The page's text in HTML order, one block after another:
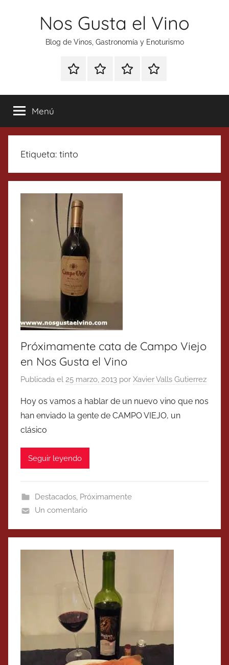
Nos Gusta el Vino
Blog de Vinos, Gastronomía y Enoturismo
Especial
Tonics
Enoturismo
Gastronomía
RankingContacto
Menú
Etiqueta: tinto
Próximamente cata de Campo Viejo
en Nos Gusta el Vino
Publicada el 25 marzo, 2013 por Xavier Valls Gutierrez
Hoy os vamos a hablar de un nuevo vino que nos
han enviado la gente de CAMPO VIEJO, un
clásico
Seguir leyendo
Destacados, Próximamente
Un comentario